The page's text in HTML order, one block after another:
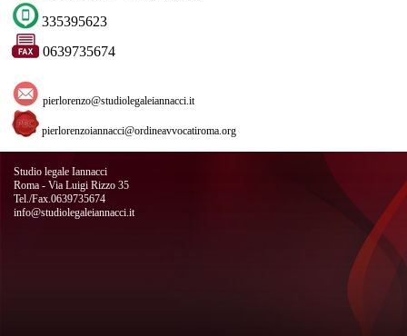
335395623
0639735674
pierlorenzo@studiolegaleiannacci.it
pierlorenzoiannacci@ordineavvocatiroma.org
Studio legale Iannacci
Roma - Via Luigi Rizzo 35
Tel./Fax.0639735674
info@studiolegaleiannacci.it